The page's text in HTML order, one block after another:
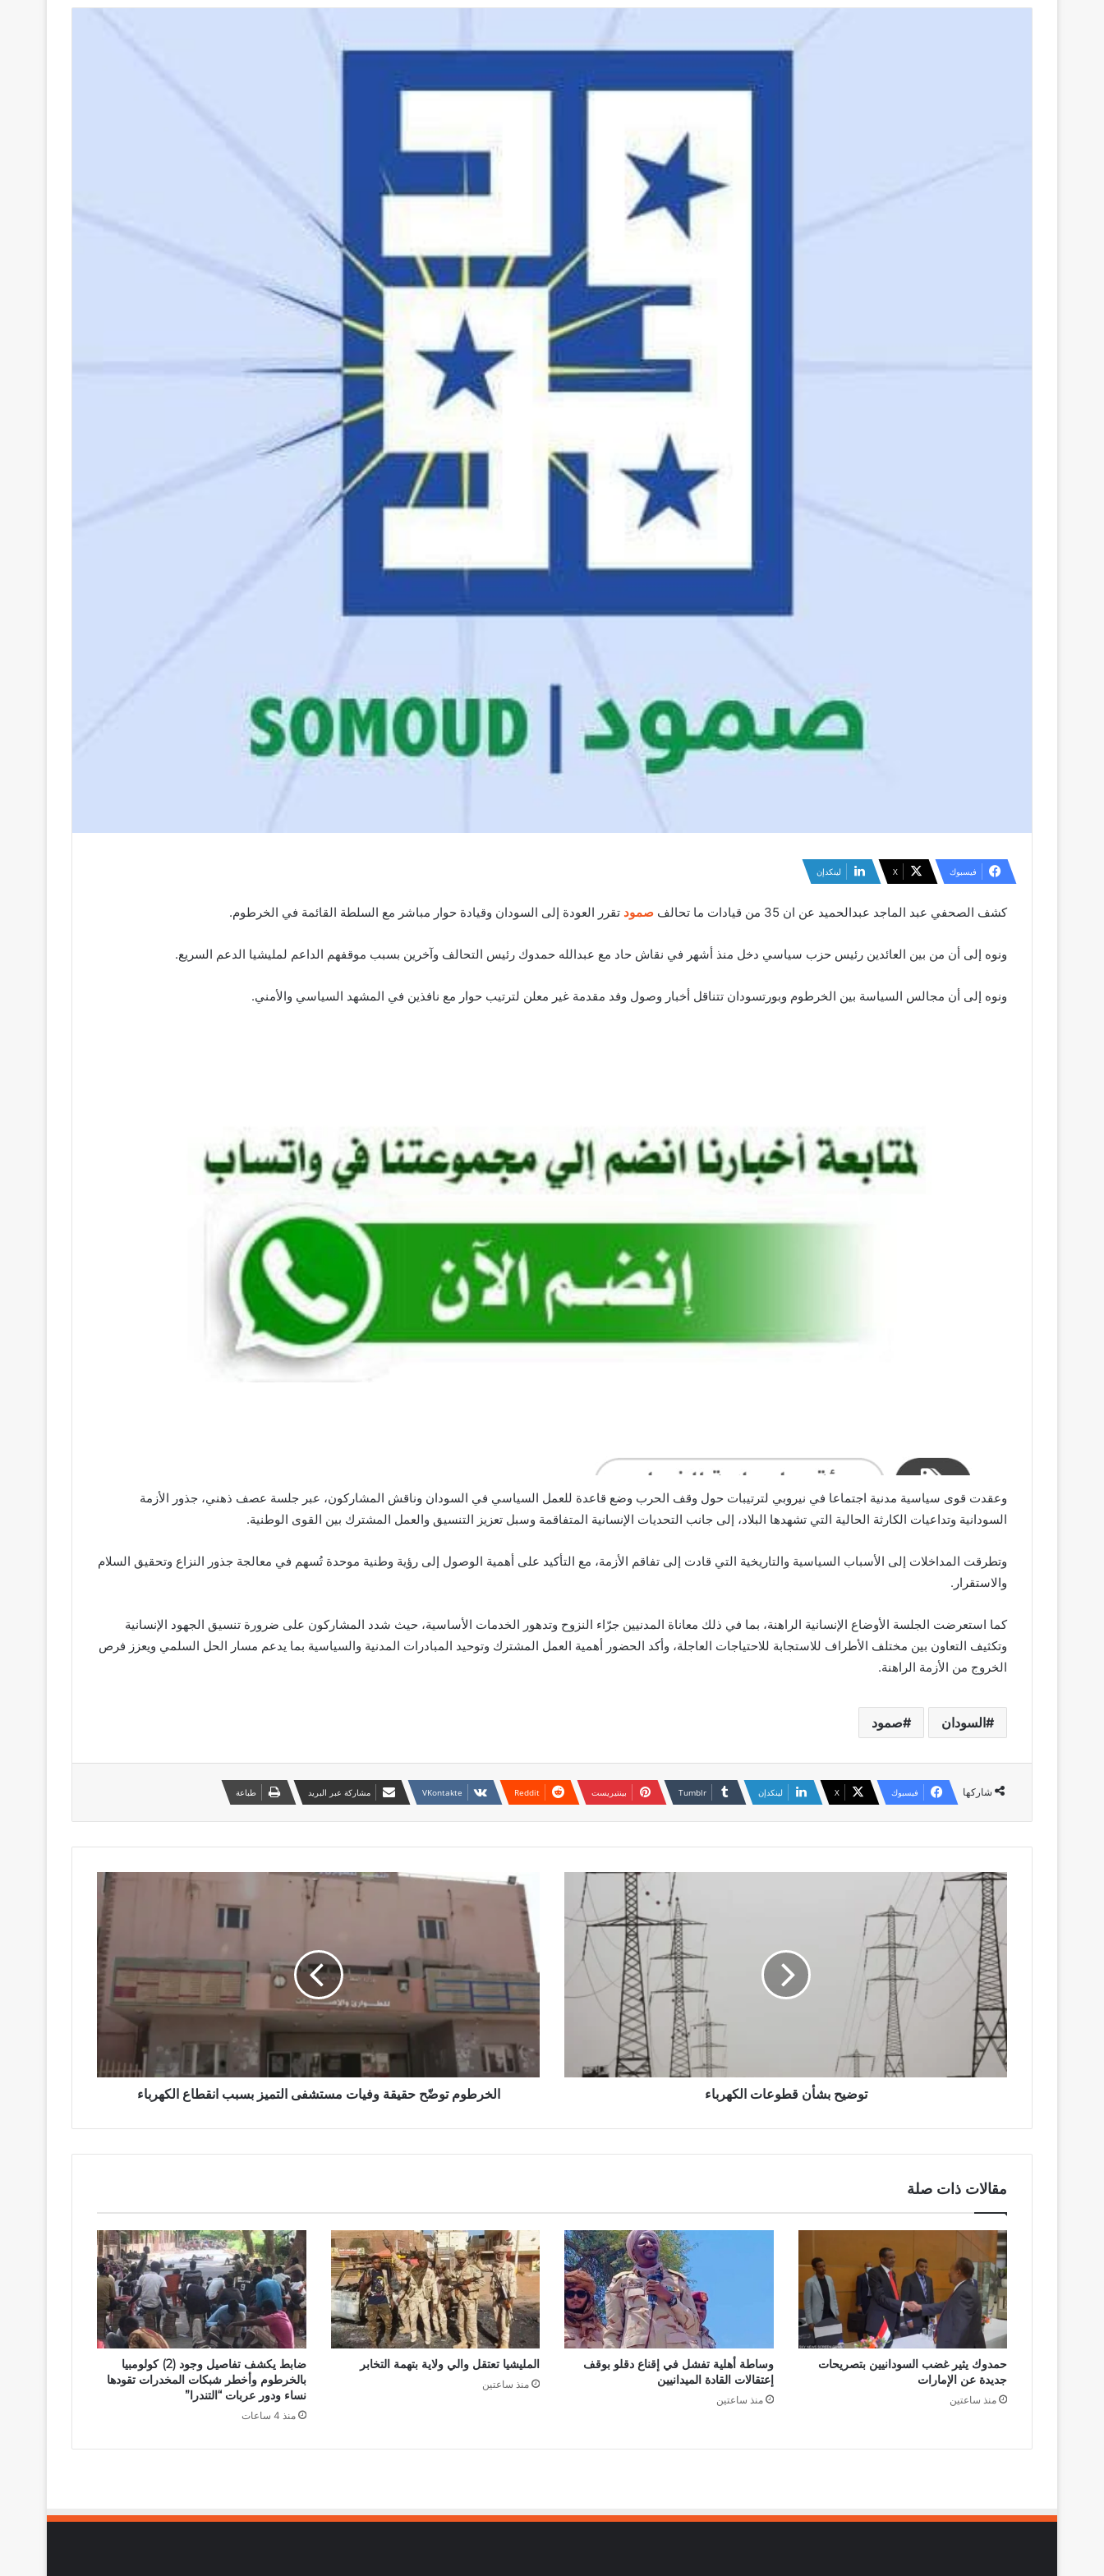
فيسبوك ‫X لينكدإن
كشف الصحفي عبد الماجد عبدالحميد عن ان 35 من قيادات ما تحالف صمود تقرر العودة إلى السودان وقيادة حوار مباشر مع السلطة القائمة في الخرطوم.
ونوه إلى أن من بين العائدين رئيس حزب سياسي دخل منذ أشهر في نقاش حاد مع عبدالله حمدوك رئيس التحالف وآخرين بسبب موقفهم الداعم لمليشيا الدعم السريع.
ونوه إلى أن مجالس السياسة بين الخرطوم وبورتسودان تتناقل أخبار وصول وفد مقدمة غير معلن لترتيب حوار مع نافذين في المشهد السياسي والأمني.
وعقدت قوى سياسية مدنية اجتماعا في نيروبي لترتيبات حول وقف الحرب وضع قاعدة للعمل السياسي في السودان وناقش المشاركون، عبر جلسة عصف ذهني، جذور الأزمة
السودانية وتداعيات الكارثة الحالية التي تشهدها البلاد، إلى جانب التحديات الإنسانية المتفاقمة وسبل تعزيز التنسيق والعمل المشترك بين القوى الوطنية.
وتطرقت المداخلات إلى الأسباب السياسية والتاريخية التي قادت إلى تفاقم الأزمة، مع التأكيد على أهمية الوصول إلى رؤية وطنية موحدة تُسهم في معالجة جذور النزاع وتحقيق السلام
والاستقرار.
كما استعرضت الجلسة الأوضاع الإنسانية الراهنة، بما في ذلك معاناة المدنيين جرّاء النزوح وتدهور الخدمات الأساسية، حيث شدد المشاركون على ضرورة تنسيق الجهود الإنسانية
وتكثيف التعاون بين مختلف الأطراف للاستجابة للاحتياجات العاجلة، وأكد الحضور أهمية العمل المشترك وتوحيد المبادرات المدنية والسياسية بما يدعم مسار الحل السلمي ويعزز فرص
الخروج من الأزمة الراهنة.
السودان صمود
شاركها فيسبوك ‫X لينكدإن بينتيريست مشاركة عبر البريد طباعة
توضيح
بشأن
قطوعات
الكهرباء
توضيح بشأن قطوعات الكهرباء
الخرطوم
توضّح
حقيقة
وفيات
مستشفى
التميز
بسبب
انقطاع
الكهرباء
الخرطوم توضّح حقيقة وفيات مستشفى التميز بسبب انقطاع الكهرباء
مقالات ذات صلة
حمدوك يثير غضب السودانيين بتصريحات
جديدة عن الإمارات
منذ ساعتين
وساطة أهلية تفشل في إقناع دقلو بوقف
إعتقالات القادة الميدانيين
منذ ساعتين
المليشيا تعتقل والي ولاية بتهمة التخابر
منذ ساعتين
ضابط يكشف تفاصيل وجود (2) كولومبيا
بالخرطوم وأخطر شبكات المخدرات تقودها
نساء ودور عربات “التندرا”
منذ 4 ساعات